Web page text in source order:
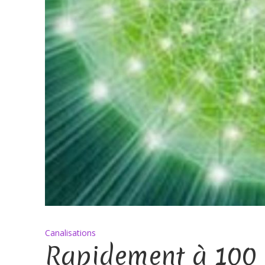
Canalisations
Rapidement à 100